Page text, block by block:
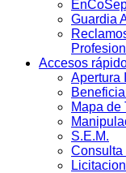
Guardia
Accesos
Apertura
Mapa de
S.E.M.
Consulta